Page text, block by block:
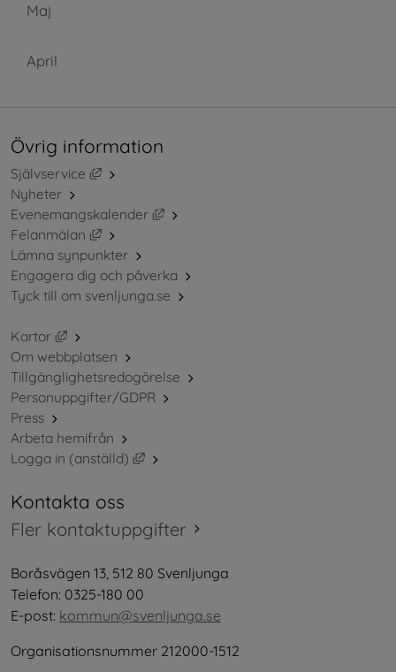
Maj
April
Övrig information
Självservice
Länk till annan webbplats, öppnas i nytt fönster.
Nyheter
Evenemangskalender
Länk till annan webbplats, öppnas i
Felanmälan
Länk till annan webbplats, öppnas i nytt fönster.
Lämna synpunkter
Engagera dig och påverka
Tyck till om svenljunga.se
Kartor
Länk till annan webbplats, öppnas i nytt fönster.
Om webbplatsen
Tillgänglighetsredogörelse
Personuppgifter/GDPR
Press
Arbeta hemifrån
Logga in (anställd)
Länk till annan webbplats, öppnas i nytt
Kontakta oss
Fler kontaktuppgifter
Boråsvägen 13, 512 80 Svenljunga
Telefon: 0325-180 00
E-post: kommun@svenljunga.se
Organisationsnummer 212000-1512